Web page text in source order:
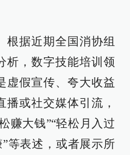
根据近期全国消协组
析，数字技能培训领
虚假宣传、夸大收益
播或社交媒体引流，
赚大钱”“轻松月入过
”等表述，或者展示所